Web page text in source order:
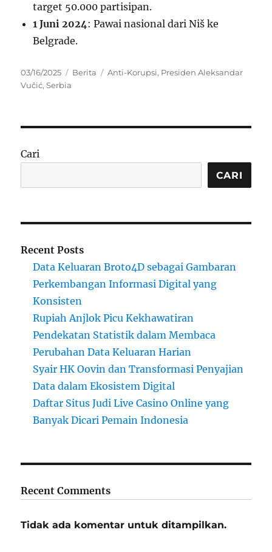
target 50.000 partisipan.
1 Juni 2024: Pawai nasional dari Niš ke
Belgrade.
Posted
on
03/16/2025 Categories
Berita Tags
Anti-Korupsi, Presiden Aleksandar
Vučić,Serbia
Cari
CARI
Recent Posts
Data Keluaran Broto4D sebagai Gambaran
Perkembangan Informasi Digital yang
Konsisten
Rupiah Anjlok Picu Kekhawatiran
Pendekatan Statistik dalam Membaca
Perubahan Data Keluaran Harian
Syair HK Oovin dan Transformasi Penyajian
Data dalam Ekosistem Digital
Daftar Situs Judi Live Casino Online yang
Banyak Dicari Pemain Indonesia
Recent Comments
Tidak ada komentar untuk ditampilkan.